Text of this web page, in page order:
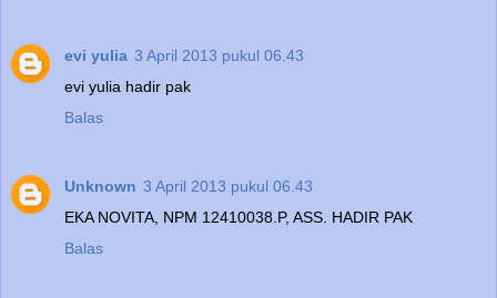
evi yulia 3 April 2013 pukul 06.43
evi yulia hadir pak
Balas
Unknown 3 April 2013 pukul 06.43
EKA NOVITA, NPM 12410038.P, ASS. HADIR PAK
Balas